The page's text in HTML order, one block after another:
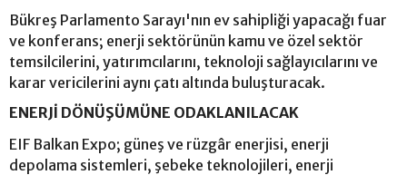
Bükreş Parlamento Sarayı'nın ev sahipliği yapacağı fuar
ve konferans; enerji sektörünün kamu ve özel sektör
temsilcilerini, yatırımcılarını, teknoloji sağlayıcılarını ve
karar vericilerini aynı çatı altında buluşturacak.
ENERJİ DÖNÜŞÜMÜNE ODAKLANILACAK
EIF Balkan Expo; güneş ve rüzgâr enerjisi, enerji
depolama sistemleri, şebeke teknolojileri, enerji